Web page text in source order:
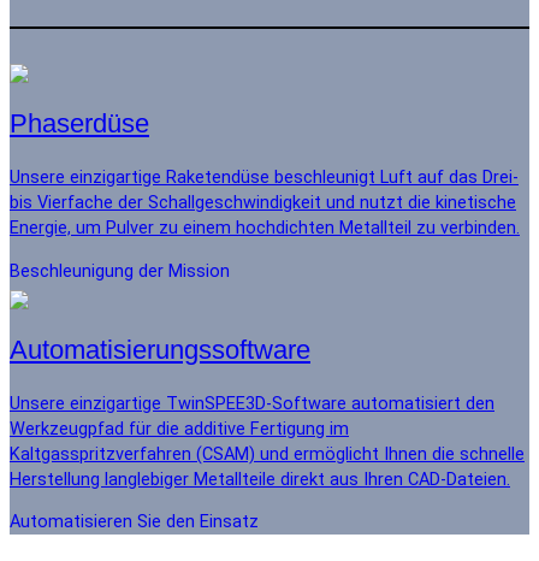
Phaserdüse
Unsere einzigartige Raketendüse beschleunigt Luft auf das Drei-
bis Vierfache der Schallgeschwindigkeit und nutzt die kinetische
Energie, um Pulver zu einem hochdichten Metallteil zu verbinden.
Beschleunigung der Mission
Automatisierungssoftware
Unsere einzigartige TwinSPEE3D-Software automatisiert den
Werkzeugpfad für die additive Fertigung im
Kaltgasspritzverfahren (CSAM) und ermöglicht Ihnen die schnelle
Herstellung langlebiger Metallteile direkt aus Ihren CAD-Dateien.
Automatisieren Sie den Einsatz